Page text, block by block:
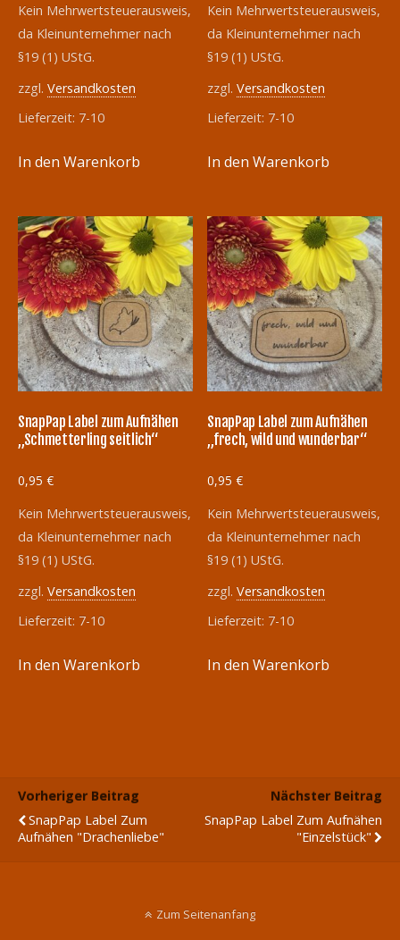
Kein Mehrwertsteuerausweis,
da Kleinunternehmer nach
§19 (1) UStG.
zzgl. Versandkosten
Lieferzeit: 7-10
In den Warenkorb
Kein Mehrwertsteuerausweis,
da Kleinunternehmer nach
§19 (1) UStG.
zzgl.Versandkosten
Lieferzeit: 7-10
In den Warenkorb
SnapPap Label zum Aufnähen
„Schmetterling seitlich“
0,95 €
Kein Mehrwertsteuerausweis,
da Kleinunternehmer nach
§19 (1) UStG.
zzgl. Versandkosten
Lieferzeit: 7-10
In den Warenkorb
SnapPap Label zum Aufnähen
„frech, wild und wunderbar“
0,95€
Kein Mehrwertsteuerausweis,
da Kleinunternehmer nach
§19 (1) UStG.
zzgl.Versandkosten
Lieferzeit: 7-10
In den Warenkorb
Vorheriger Beitrag
SnapPap Label Zum
Aufnähen "Drachenliebe"
Nächster Beitrag
SnapPap Label Zum Aufnähen
"Einzelstück"
Zum Seitenanfang